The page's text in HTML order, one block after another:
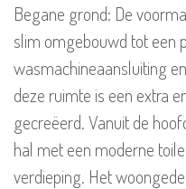
Begane grond: De
slim omgebouwd tot een
wasmachineaansluiting
deze ruimte is een extra
gecreëerd. Vanuit de
hal met een moderne
verdieping. Het